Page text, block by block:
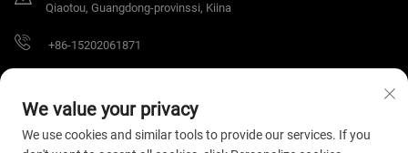
Qiaotou, Guangdong-provinssi, Kiina
+86-15202061871
We value your privacy
We use cookies and similar tools to provide our services. If you